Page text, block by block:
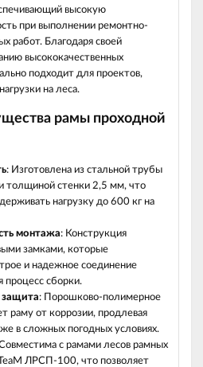
высокую
при выполнении ремонтно-
работ. Благодаря своей
высококачественных
подходит для проектов,
на леса.
рамы проходной
: Изготовлена из стальной трубы
толщиной стенки 2,5 мм, что
нагрузку до 600 кг на
монтажа: Конструкция
замками, которые
и надежное соединение
процесс сборки.
защита: Порошково-полимерное
раму от коррозии, продлевая
в сложных погодных условиях.
с рамами лесов рамных
ЛРСП-100, что позволяет